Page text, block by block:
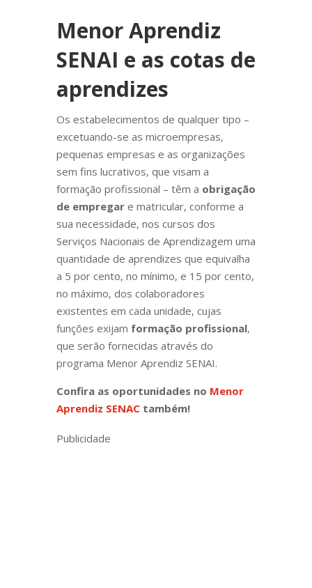
Menor Aprendiz
SENAI e as cotas de
aprendizes
Os estabelecimentos de qualquer tipo –
excetuando-se as microempresas,
pequenas empresas e as organizações
sem fins lucrativos, que visam a
formação profissional – têm a obrigação
de empregare matricular, conforme a
sua necessidade, nos cursos dos
Serviços Nacionais de Aprendizagem uma
quantidade de aprendizes que equivalha
a 5 por cento, no mínimo, e 15 por cento,
no máximo, dos colaboradores
existentes em cada unidade, cujas
funções exijam formação profissional,
que serão fornecidas através do
programa Menor Aprendiz SENAI.
Confira as oportunidades no Menor
Aprendiz SENACtambém!
Publicidade